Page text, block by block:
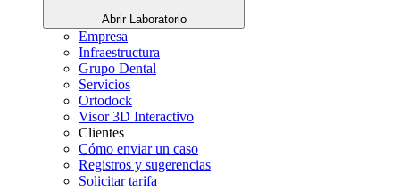
Abrir Laboratorio
Empresa
Infraestructura
Grupo Dental
Servicios
Ortodock
Visor 3D Interactivo
Clientes
Cómo enviar un caso
Registros y sugerencias
Solicitar tarifa